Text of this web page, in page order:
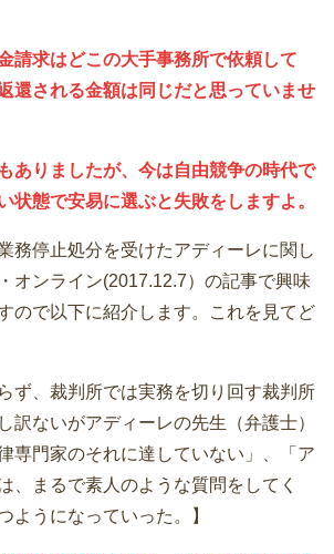
請求はどこの大手事務所で依頼して
還される金額は同じだと思っていませ
ありましたが、今は自由競争の時代で
状態で安易に選ぶと失敗をしますよ。
務停止処分を受けたアディーレに関し
オンライン(2017.12.7）の記事で興味
ので以下に紹介します。これを見てど
ず、裁判所では実務を切り回す裁判所
訳ないがアディーレの先生（弁護士）
専門家のそれに達していない」、「ア
、まるで素人のような質問をしてく
ようになっていった。】